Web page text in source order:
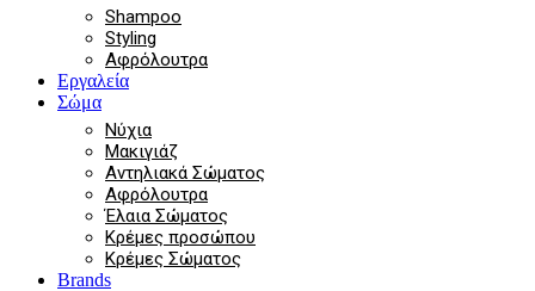
Shampoo
Styling
Αφρόλουτρα
Εργαλεία
Σώμα
Νύχια
Μακιγιάζ
Αντηλιακά Σώματος
Αφρόλουτρα
Έλαια Σώματος
Κρέμες προσώπου
Κρέμες Σώματος
Brands